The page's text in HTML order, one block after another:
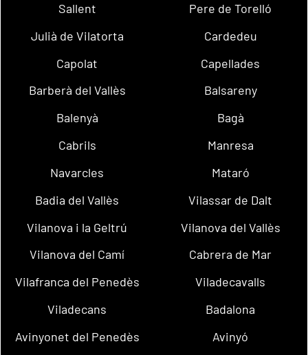
Sallent
Pere de Torelló
Julià de Vilatorta
Cardedeu
Capolat
Capellades
Barberà del Vallès
Balsareny
Balenyà
Bagà
Cabrils
Manresa
Navarcles
Mataró
Badia del Vallès
Vilassar de Dalt
Vilanova i la Geltrú
Vilanova del Vallès
Vilanova del Camí
Cabrera de Mar
Vilafranca del Penedès
Viladecavalls
Viladecans
Badalona
Avinyonet del Penedès
Avinyó